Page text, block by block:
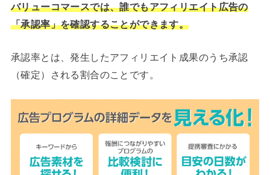
バリューコマースでは、誰でもアフィリエイト広告の
「承認率」を確認することができます。
承認率とは、発生したアフィリエイト成果のうち承認
（確定）される割合のことです。